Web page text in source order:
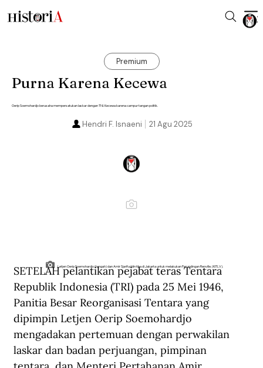
Premium
Purna Karena Kecewa
Oerip Soemohardjo berusaha mempersatukan laskar dengan TNI. Kecewa karena campur tangan politik.
21 Agu 2025
Hendri F. Isnaeni
Letjen Oerip Soemohardjo (tengah) dan Amir Sjarifuddin tiba di Jakarta untuk melakukan Perundingan Renville. (KITLV).
SETELAH pelantikan pejabat teras Tentara
Republik Indonesia (TRI) pada 25 Mei 1946,
Panitia Besar Reorganisasi Tentara yang
dipimpin Letjen Oerip Soemohardjo
mengadakan pertemuan dengan perwakilan
laskar dan badan perjuangan, pimpinan